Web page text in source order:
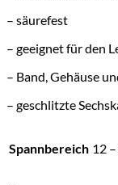
– säurefest
– geeignet für den
– Band, Gehäuse
– geschlitzte
Spannbereich 12